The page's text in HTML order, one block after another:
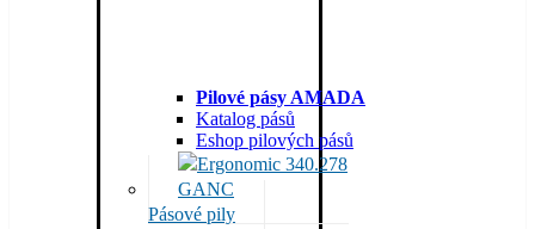
Pilové pásy AMADA
Katalog pásů
Eshop pilových pásů
Pásové pily